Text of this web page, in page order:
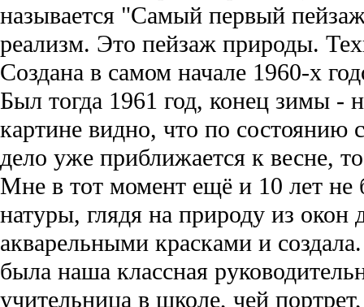
называется "Самый первый
реализм. Это пейзаж природы.
Создана в самом начале 1960-х
Был тогда 1961 год, конец зимы -
картине видно, что по состоянию
дело уже приближается к весне,
Мне в тот момент ещё и 10 лет не
натуры, глядя на природу из окон
акварельными красками и
была наша классная
учительница в школе, чей